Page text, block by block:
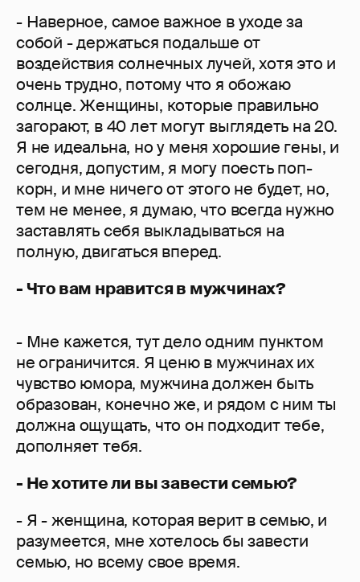
- Наверное, самое важное в уходе за
собой - держаться подальше от
воздействия солнечных лучей, хотя это и
очень трудно, потому что я обожаю
солнце. Женщины, которые правильно
загорают, в 40 лет могут выглядеть на 20.
Я не идеальна, но у меня хорошие гены, и
сегодня, допустим, я могу поесть поп-
корн, и мне ничего от этого не будет, но,
тем не менее, я думаю, что всегда нужно
заставлять себя выкладываться на
полную, двигаться вперед.
- Что вам нравится в мужчинах?
- Мне кажется, тут дело одним пунктом
не ограничится. Я ценю в мужчинах их
чувство юмора, мужчина должен быть
образован, конечно же, и рядом с ним ты
должна ощущать, что он подходит тебе,
дополняет тебя.
- Не хотите ли вы завести семью?
- Я - женщина, которая верит в семью, и
разумеется, мне хотелось бы завести
семью, но всему свое время.